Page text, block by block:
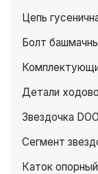
Цепь
Болт
Детали
Звездочка
Сегмент
Каток